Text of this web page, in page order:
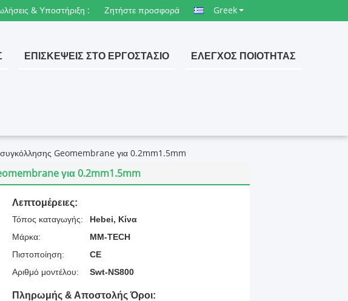
& Υποστήριξη : Ζητήστε προσφορά Greek
ΕΠΙΣΚΈΨΕΙΣ ΣΤΟ ΕΡΓΟΣΤΆΣΙΟ ΈΛΕΓΧΟΣ ΠΟΙΌΤΗΤΑΣ
συγκόλλησης Geomembrane για 0.2mm1.5mm
για 0.2mm1.5mm
Λεπτομέρειες:
Τόπος καταγωγής:
Hebei, Κίνα
Μάρκα:
MM-TECH
Πιστοποίηση:
CE
Αριθμό μοντέλου:
Swt-NS800
Πληρωμής & Αποστολής Όροι: